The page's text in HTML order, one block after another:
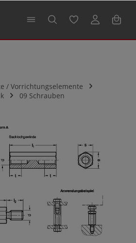
/ Vorrichtungselemente
09 Schrauben